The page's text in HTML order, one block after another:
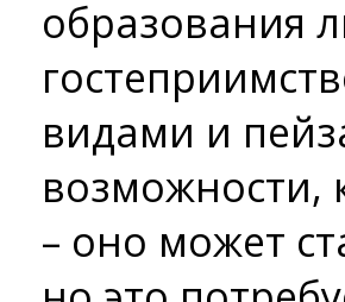
образования
видами и
возможности,
– оно может